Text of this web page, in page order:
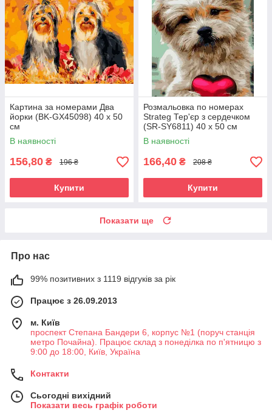
Картина за номерами Два
йорки (BK-GX45098) 40 х 50
см
В наявності
156,80 ₴ 196 ₴
Купити
Розмальовка по номерах
Strateg Тер'єр з сердечком
(SR-SY6811) 40 х 50 см
В наявності
166,40 ₴ 208 ₴
Купити
Показати ще
Про нас
99% позитивних з 1119 відгуків за рік
Працює з 26.09.2013
м. Київ
проспект Степана Бандери 6, корпус №1 (поруч станція
метро Почайна). Працює склад з понеділка по п'ятницю з
9:00 до 18:00, Київ, Україна
Контакти
Сьогодні вихідний
Показати весь графік роботи